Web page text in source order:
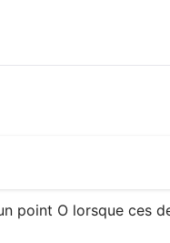
point O lorsque ces